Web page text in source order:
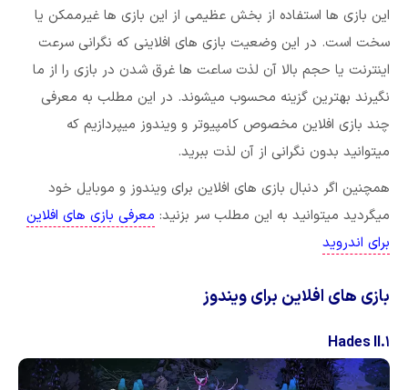
این بازی ها استفاده از بخش عظیمی از این بازی ها غیرممکن یا
سخت است. در این وضعیت بازی های افلاینی که نگرانی سرعت
اینترنت یا حجم بالا آن لذت ساعت ها غرق شدن در بازی را از ما
نگیرند بهترین گزینه محسوب میشوند. در این مطلب به معرفی
چند بازی افلاین مخصوص کامپیوتر و ویندوز میپردازیم که
میتوانید بدون نگرانی از آن لذت ببرید.
همچنین اگر دنبال بازی های افلاین برای ویندوز و موبایل خود
میگردید میتوانید به این مطلب سر بزنید: معرفی بازی های افلاین
برای اندروید
بازی های افلاین برای ویندوز
۱.Hades II